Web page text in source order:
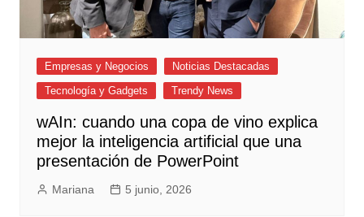
Empresas y Negocios
Noticias Destacadas
Tecnología y Gadgets
Trendy News
wAIn: cuando una copa de vino explica
mejor la inteligencia artificial que una
presentación de PowerPoint
Mariana 5 junio, 2026